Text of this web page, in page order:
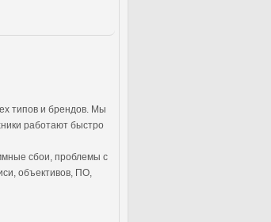
типов и брендов. Мы
работают быстро
сбои, проблемы с
объективов, ПО,